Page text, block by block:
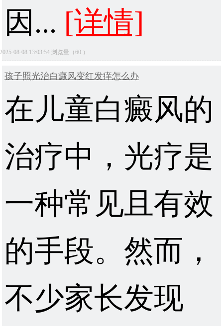
因... [详情]
08-08 13:03:54 浏览量（60 ）
孩子照光治白癜风变红发痒怎么办
在儿童白癜风的
治疗中，光疗是
一种常见且有效
的手段。然而，
不少家长发现